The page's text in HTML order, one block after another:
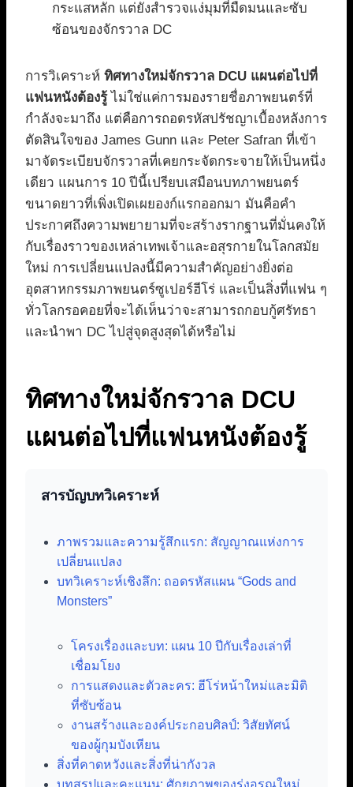
กระแสหลัก แต่ยังสำรวจแง่มุมที่มืดมนและซับ
ซ้อนของจักรวาล DC
การวิเคราะห์ ทิศทางใหม่จักรวาล DCU แผนต่อไปที่
แฟนหนังต้องรู้ไม่ใช่แค่การมองรายชื่อภาพยนตร์ที่
กำลังจะมาถึง แต่คือการถอดรหัสปรัชญาเบื้องหลังการ
ตัดสินใจของ James Gunn และ Peter Safran ที่เข้า
มาจัดระเบียบจักรวาลที่เคยกระจัดกระจายให้เป็นหนึ่ง
เดียว แผนการ 10 ปีนี้เปรียบเสมือนบทภาพยนตร์
ขนาดยาวที่เพิ่งเปิดเผยองก์แรกออกมา มันคือคำ
ประกาศถึงความพยายามที่จะสร้างรากฐานที่มั่นคงให้
กับเรื่องราวของเหล่าเทพเจ้าและอสุรกายในโลกสมัย
ใหม่ การเปลี่ยนแปลงนี้มีความสำคัญอย่างยิ่งต่อ
อุตสาหกรรมภาพยนตร์ซูเปอร์ฮีโร่ และเป็นสิ่งที่แฟน ๆ
ทั่วโลกรอคอยที่จะได้เห็นว่าจะสามารถกอบกู้ศรัทธา
และนำพา DC ไปสู่จุดสูงสุดได้หรือไม่
ทิศทางใหม่จักรวาล DCU
แผนต่อไปที่แฟนหนังต้องรู้
สารบัญบทวิเคราะห์
ภาพรวมและความรู้สึกแรก: สัญญาณแห่งการ
เปลี่ยนแปลง
บทวิเคราะห์เชิงลึก: ถอดรหัสแผน “Gods and
Monsters”
โครงเรื่องและบท: แผน 10 ปีกับเรื่องเล่าที่
เชื่อมโยง
การแสดงและตัวละคร: ฮีโร่หน้าใหม่และมิติ
ที่ซับซ้อน
งานสร้างและองค์ประกอบศิลป์: วิสัยทัศน์
ของผู้กุมบังเหียน
สิ่งที่คาดหวังและสิ่งที่น่ากังวล
บทสรุปและคะแนน: ศักยภาพของรุ่งอรุณใหม่